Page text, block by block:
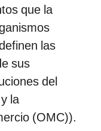
que la
las
sus
del
la
(OMC)).